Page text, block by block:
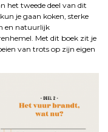
het tweede deel van dit
je gaan koken, sterke
en natuurlijk
Met dit boek zit je
van trots op zijn eigen